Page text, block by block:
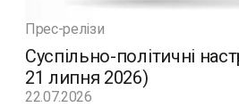
Прес-релізи
Суспільно-політичні
21 липня 2026)
22.07.2026